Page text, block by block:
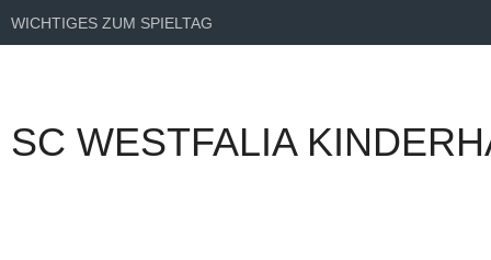
WICHTIGES ZUM SPIELTAG
SC WESTFALIA